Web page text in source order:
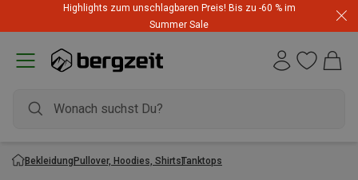
Highlights zum unschlagbaren Preis! Bis zu -60 % im
Summer Sale
BekleidungPullover, Hoodies, ShirtsTanktops